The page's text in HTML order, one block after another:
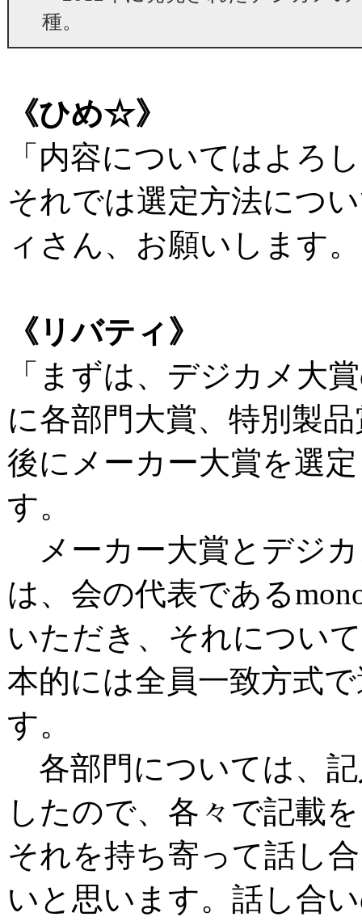
種。
《ひめ☆》
「内容についてはよろ
それでは選定方法につ
ィさん、お願いします
《リバティ》
「まずは、デジカメ大
に各部門大賞、特別製
後にメーカー大賞を選
す。
メーカー大賞とデジ
は、会の代表である
いただき、それについ
本的には全員一致方式
す。
各部門については、
したので、各々で記載
それを持ち寄って話し
いと思います。話し合